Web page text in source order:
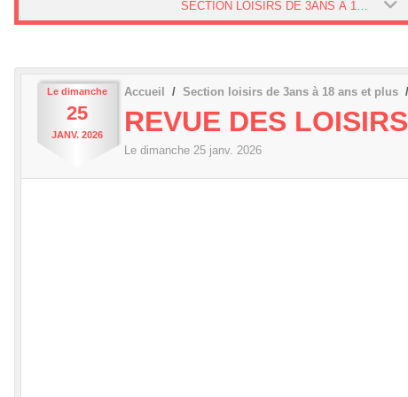
Le dimanche
25
JANV. 2026
Accueil Section loisirs de 3ans à 18 ans et plus
REVUE DES LOISIRS
Le dimanche 25 janv. 2026